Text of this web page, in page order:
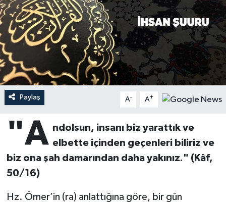
Paylaş A- A+
"A ndolsun, insanı biz yarattık ve
elbette içinden geçenleri biliriz ve
biz ona şah damarından daha yakınız." (Kâf,
50/16)
Hz. Ömer’in (ra) anlattığına göre, bir gün
Ardahan Müftülüğü
Artvin Müftülüğü
Aydın Müftülüğü
Balıkesir Müftülüğü
Bartın Müftülüğü
Batman Müftülüğü
Bayburt Müftülüğü
Bilecik Müftülüğü
Kudüs
Kurban
Mukabele
Peygamberimizin Hayatı
Ramazan
Sahabeler
Zekat
Hutbeler
DİYANET AKADEMİ
DİYANET GENÇLİK
DİYANET RADYO/TV
DEPREM
Dünya
Eğitim
Kültür-Sanat